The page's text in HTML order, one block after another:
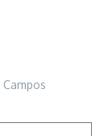
Campos